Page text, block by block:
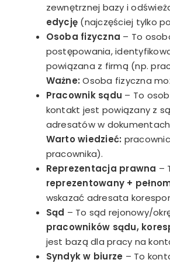
zewnętrznej bazy i
edycję (najczęściej tylko
Osoba fizyczna – To
postępowania,
powiązana z firmą (np.
Ważne: Osoba fizyczna
Pracownik sądu – To
kontakt jest powiązany z
adresatów w
Warto wiedzieć:
pracownika).
Reprezentacja prawna –
reprezentowany +
wskazać adresata
Sąd – To sąd rejonowy/
pracowników sądu,
jest bazą dla pracy na
Syndyk w biurze – To